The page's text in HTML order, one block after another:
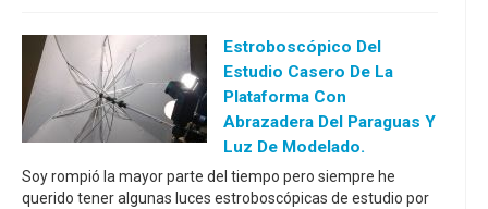
Estroboscópico Del
Estudio Casero De La
Plataforma Con
Abrazadera Del Paraguas Y
Luz De Modelado.
Soy rompió la mayor parte del tiempo pero siempre he
querido tener algunas luces estroboscópicas de estudio por